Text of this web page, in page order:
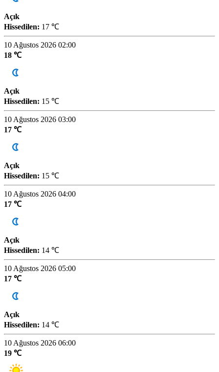
Açık
Hissedilen: 17 ℃
10 Ağustos 2026 02:00
18 ℃
Açık
Hissedilen: 15 ℃
10 Ağustos 2026 03:00
17 ℃
Açık
Hissedilen: 15 ℃
10 Ağustos 2026 04:00
17 ℃
Açık
Hissedilen: 14 ℃
10 Ağustos 2026 05:00
17 ℃
Açık
Hissedilen: 14 ℃
10 Ağustos 2026 06:00
19 ℃